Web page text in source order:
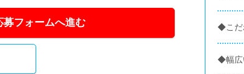
募フォームへ進む ◆こだ
◆幅広